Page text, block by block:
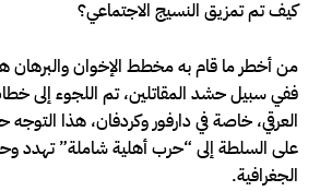
كيف تم تمزيق النسيج الاجتماعي؟
من أخطر ما قام به مخطط الإخوان والبرهان
ففي سبيل حشد المقاتلين، تم اللجوء إلى
العرقي، خاصة في دارفور وكردفان، هذا
على السلطة إلى “حرب أهلية شاملة” تهدد
الجغرافية.